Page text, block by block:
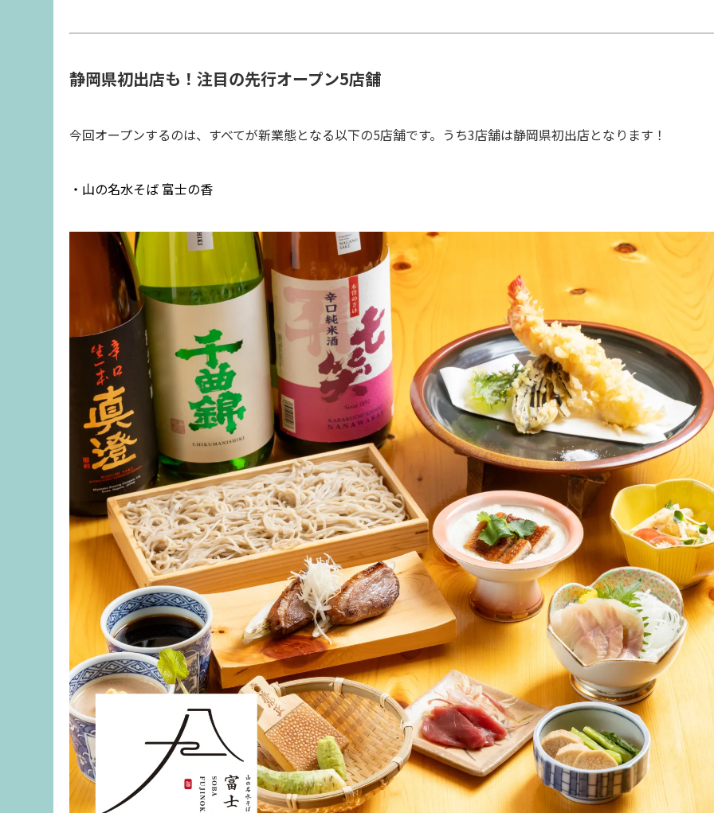
静岡県初出店も！注目の先行オープン5店舗
今回オープンするのは、すべてが新業態となる以下の5店舗です。うち3店舗は静岡県初出店となります！
・山の名水そば 富士の香